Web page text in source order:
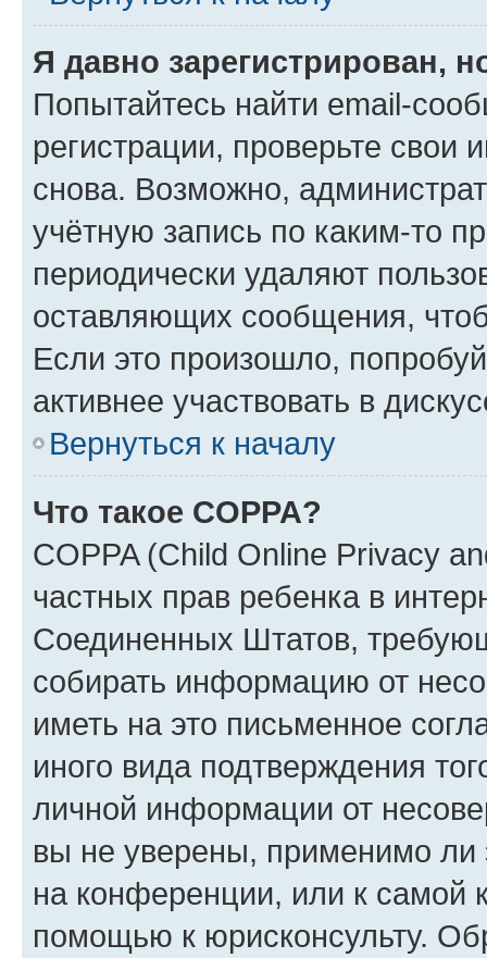
Я давно зарегистрирован,
Попытайтесь найти email-
регистрации, проверьте свои
снова. Возможно,
учётную запись по каким-то
периодически удаляют
оставляющих сообщения,
Если это произошло,
активнее участвовать в
Вернуться к началу
Что такое COPPA?
COPPA (Child Online Privacy
частных прав ребенка в
Соединенных Штатов,
собирать информацию от
иметь на это письменное
иного вида подтверждения
личной информации от
вы не уверены, применимо ли
на конференции, или к самой
помощью к юрисконсульту.